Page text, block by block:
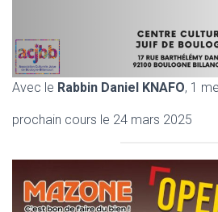
Avec le Rabbin Daniel KNAFO, 1
prochain cours le 24 mars 2025